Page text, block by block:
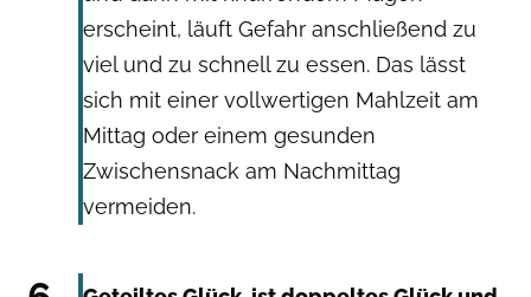
erscheint, läuft Gefahr anschließend zu
viel und zu schnell zu essen. Das lässt
sich mit einer vollwertigen Mahlzeit am
Mittag oder einem gesunden
Zwischensnack am Nachmittag
vermeiden.